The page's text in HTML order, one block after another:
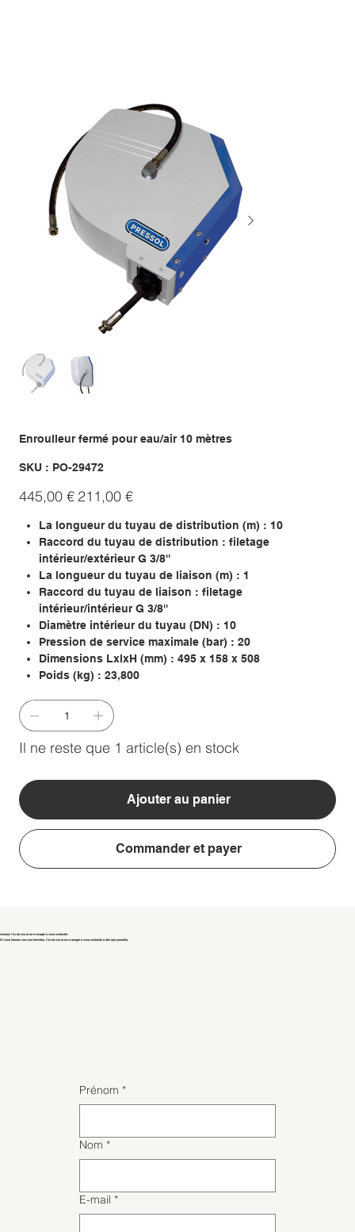
Enroulleur fermé pour eau/air 10 mètres
SKU : SKU
PO-
PO-29472
Prix
d’origine
445,00 € Prix
promotionnel
211,00 €
La longueur du tuyau de distribution (m) : 10
Raccord du tuyau de distribution : filetage
intérieur/extérieur G 3/8''
La longueur du tuyau de liaison (m) : 1
Raccord du tuyau de liaison : filetage
intérieur/intérieur G 3/8''
Diamètre intérieur du tuyau (DN) : 10
Pression de service maximale (bar) : 20
Dimensions LxlxH (mm) : 495 x 158 x 508
Poids (kg) : 23,800
Il ne reste que 1 article(s) en stock
Ajouter au panier
Commander et payer
Laissez l'un de nos area managers vous contacter.
Si vous laissez vos coordonnées, l'un de nos area managers vous contactera dès que possible.
Prénom *
Nom *
E-mail *